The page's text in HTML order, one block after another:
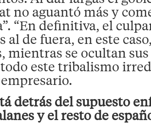
no aguantó más y
“En definitiva, el
al de fuera, en este
mientras se ocultan
este tribalismo
detrás del supuesto
y el resto de